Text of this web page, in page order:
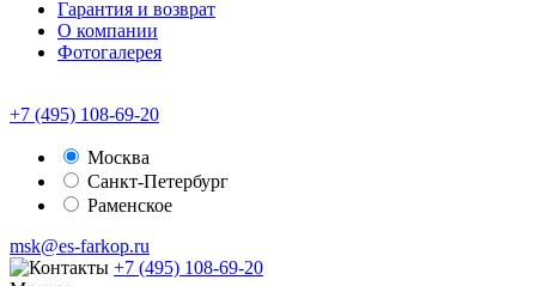
Гарантия и возврат
О компании
Фотогалерея
+7 (495) 108-69-20
Москва
Санкт-Петербург
Раменское
msk@es-farkop.ru
+7 (495) 108-69-20